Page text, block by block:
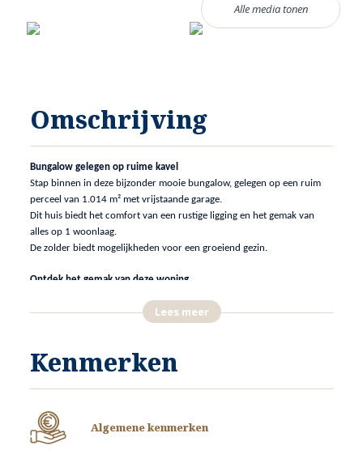
Alle media tonen
Omschrijving
Bungalow gelegen op ruime kavel
Stap binnen in deze bijzonder mooie bungalow, gelegen op een ruim
perceel van 1.014 m² met vrijstaande garage.
Dit huis biedt het comfort van een rustige ligging en het gemak van
alles op 1 woonlaag.
De zolder biedt mogelijkheden voor een groeiend gezin.
Ontdek het gemak van deze woning
verzorgde keuken, drie comfortabele slaapkamers en een eigentijdse
ruimte voor het plaatsen van witgoed. Een kelder biedt extra
Beleef de vrijheid van binnen en buiten
Dankzij de verhoogde ligging is het vanuit de woonkamer genieten van
een fraai uitzicht op de straat. De tuin biedt diverse terrassen waar het
Lees meer
Kenmerken
Algemene kenmerken